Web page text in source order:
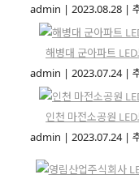
admin | 2023.08.28 |
해병대 군아파트
admin | 2023.07.24 |
인천 마전소공원
admin | 2023.07.24 |